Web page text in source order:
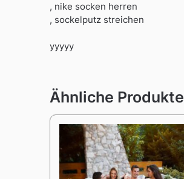
, nike socken herren
, sockelputz streichen
yyyyy
Ähnliche Produkte